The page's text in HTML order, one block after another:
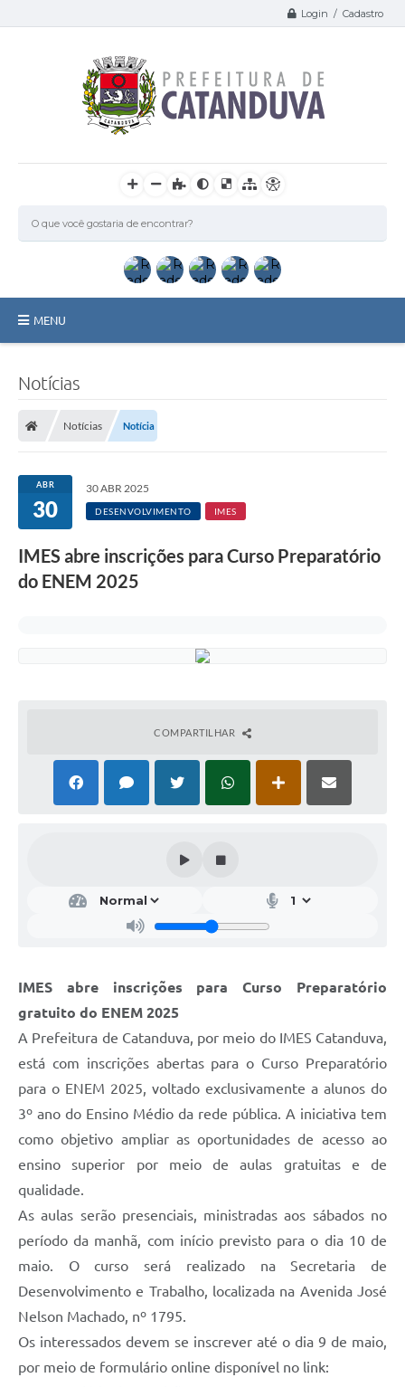
Login / Cadastro
MENU
Licitações / PCA
Transparência
Contratos
Jornal
Agenda
Diário Oficial
Editais
Notícias
Notícias Notícia
ABR
30
30 ABR 2025
DESENVOLVIMENTO IMES
IMES abre inscrições para Curso Preparatório
do ENEM 2025
COMPARTILHAR
IMES abre inscrições para Curso Preparatório
gratuito do ENEM 2025
A Prefeitura de Catanduva, por meio do IMES Catanduva,
está com inscrições abertas para o Curso Preparatório
para o ENEM 2025, voltado exclusivamente a alunos do
3º ano do Ensino Médio da rede pública. A iniciativa tem
como objetivo ampliar as oportunidades de acesso ao
ensino superior por meio de aulas gratuitas e de
qualidade.
As aulas serão presenciais, ministradas aos sábados no
período da manhã, com início previsto para o dia 10 de
maio. O curso será realizado na Secretaria de
Desenvolvimento e Trabalho, localizada na Avenida José
Nelson Machado, nº 1795.
Os interessados devem se inscrever até o dia 9 de maio,
por meio de formulário online disponível no link: